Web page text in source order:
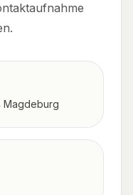
Magdeburg